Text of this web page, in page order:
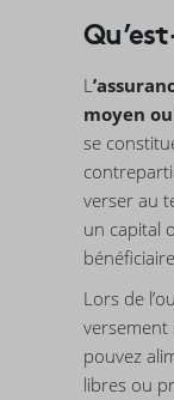
L
moyen
se
verser au
un capital
Lors de
versement
pouvez
libres ou